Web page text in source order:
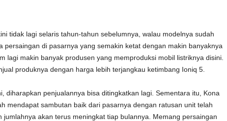
tidak lagi selaris tahun-tahun sebelumnya, walau modelnya sudah
persaingan di pasarnya yang semakin ketat dengan makin banyaknya
lagi makin banyak produsen yang memproduksi mobil listriknya disini.
produknya dengan harga lebih terjangkau ketimbang Ioniq 5.
diharapkan penjualannya bisa ditingkatkan lagi. Sementara itu, Kona
mendapat sambutan baik dari pasarnya dengan ratusan unit telah
jumlahnya akan terus meningkat tiap bulannya. Memang persaingan